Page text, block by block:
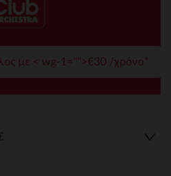
με < wg-1="">€30 /χρόνο*